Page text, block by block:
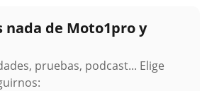
nada de Moto1pro y
pruebas, podcast... Elige